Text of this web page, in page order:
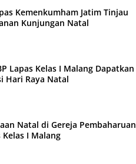
Kemenkumham Jatim Tinjau
Kunjungan Natal
Lapas Kelas I Malang Dapatkan
Hari Raya Natal
Natal di Gereja Pembaharuan
Kelas I Malang